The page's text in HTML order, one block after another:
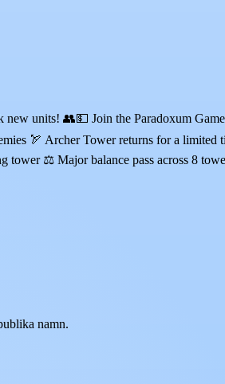
new units! 👥💵 Join the Paradoxum
🏹 Archer Tower returns for a
tower ⚖️ Major balance pass across 8
namn.